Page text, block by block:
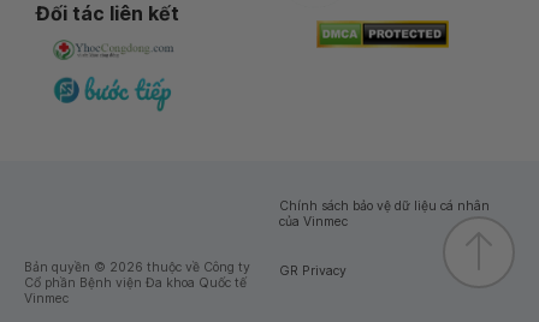
Đối tác liên kết
Bản quyền © 2026 thuộc về Công ty
Cổ phần Bệnh viện Đa khoa Quốc tế
Vinmec
Chính sách bảo vệ dữ liệu cá nhân
của Vinmec
GR Privacy